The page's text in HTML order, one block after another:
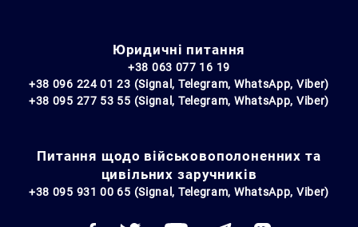
Юридичні питання
+38 063 077 16 19
+38 096 224 01 23 (Signal, Telegram, WhatsApp, Viber)
+38 095 277 53 55 (Signal, Telegram, WhatsApp, Viber)
Питання щодо військовополоненних та
цивільних заручників
+38 095 931 00 65 (Signal, Telegram, WhatsApp, Viber)